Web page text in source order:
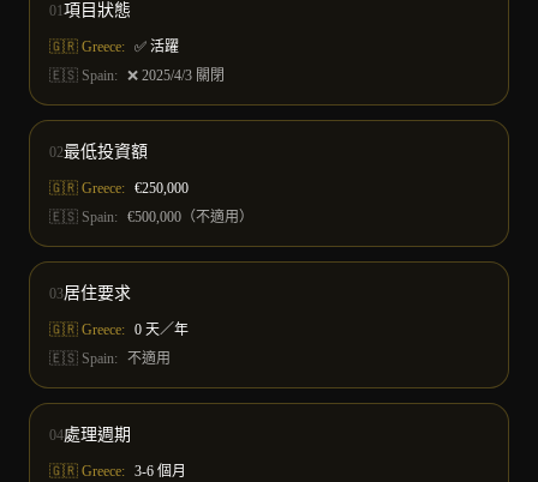
01項目狀態
🇬🇷 Greece: ✅ 活躍
🇪🇸 Spain: ❌ 2025/4/3 關閉
02最低投資額
🇬🇷 Greece: €250,000
🇪🇸 Spain: €500,000（不適用）
03居住要求
🇬🇷 Greece: 0 天／年
🇪🇸 Spain: 不適用
04處理週期
🇬🇷 Greece: 3-6 個月